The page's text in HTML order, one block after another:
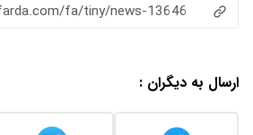
fa/tiny/news-13646
ارسال به دیگران :